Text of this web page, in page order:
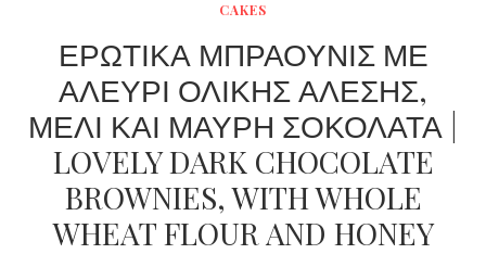
CAKES
ΕΡΩΤΙΚΑ ΜΠΡΑΟΥΝΙΣ ΜΕ
ΑΛΕΥΡΙ ΟΛΙΚΗΣ ΑΛΕΣΗΣ,
ΜΕΛΙ ΚΑΙ ΜΑΥΡΗ ΣΟΚΟΛΑΤΑ |
LOVELY DARK CHOCOLATE
BROWNIES, WITH WHOLE
WHEAT FLOUR AND HONEY